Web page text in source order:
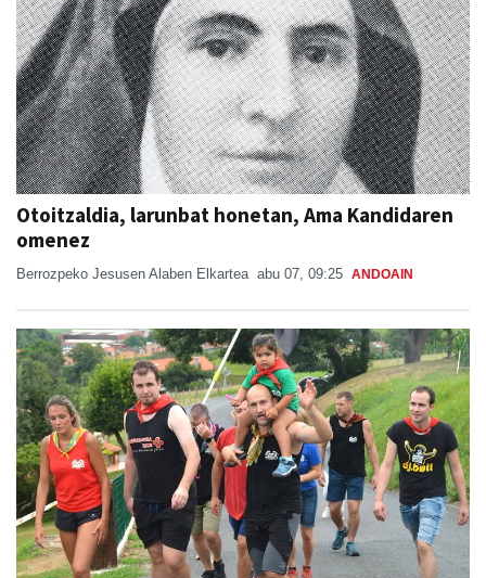
Otoitzaldia, larunbat honetan, Ama Kandidaren
omenez
Berrozpeko Jesusen Alaben Elkartea abu 07, 09:25 ANDOAIN